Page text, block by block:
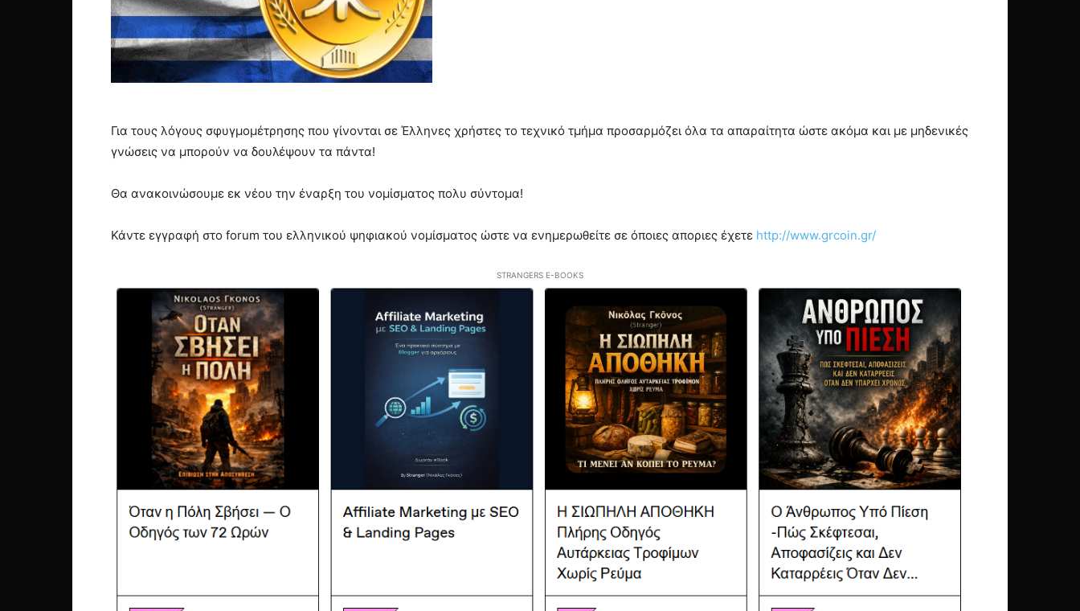
Για τους λόγους σφυγμομέτρησης που γίνονται σε Έλληνες χρήστες το τεχνικό τμήμα προσαρμόζει όλα τα απαραίτητα ώστε ακόμα και με μηδενικές
γνώσεις να μπορούν να δουλέψουν τα πάντα!
Θα ανακοινώσουμε εκ νέου την έναρξη του νομίσματος πολυ σύντομα!
Κάντε εγγραφή στο forum του ελληνικού ψηφιακού νομίσματος ώστε να ενημερωθείτε σε όποιες αποριες έχετε http://www.grcoin.gr/
STRANGERS E-BOOKS